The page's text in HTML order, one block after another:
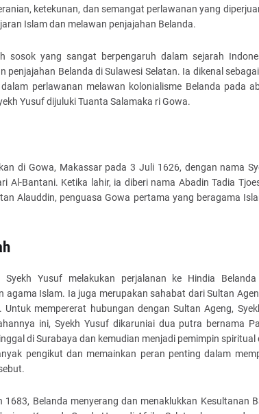
ketekunan, dan semangat perlawanan yang
Islam dan melawan penjajahan Belanda.
sosok yang sangat berpengaruh dalam sejarah
penjajahan Belanda di Sulawesi Selatan. Ia dikenal
perlawanan melawan kolonialisme Belanda pada
Yusuf dijuluki Tuanta Salamaka ri Gowa.
di Gowa, Makassar pada 3 Juli 1626, dengan nama
Al-Bantani. Ketika lahir, ia diberi nama Abadin Tadia
Alauddin, penguasa Gowa pertama yang beragama
Yusuf melakukan perjalanan ke Hindia
agama Islam. Ia juga merupakan sahabat dari Sultan
Untuk mempererat hubungan dengan Sultan Ageng,
ini, Syekh Yusuf dikaruniai dua putra bernama
di Surabaya dan kemudian menjadi pemimpin
pengikut dan memainkan peran penting dalam
1683, Belanda menyerang dan menaklukkan Kesultanan